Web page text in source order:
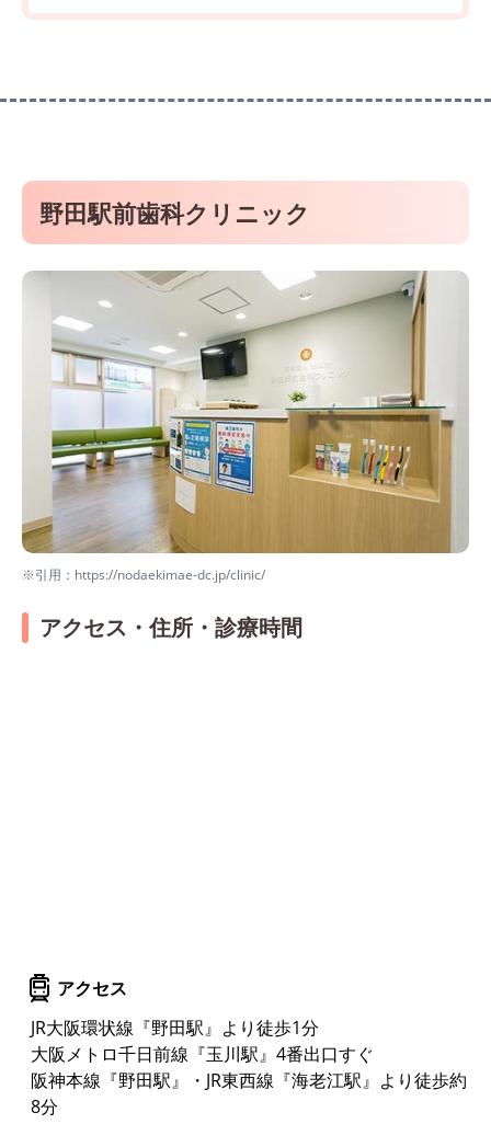
野田駅前歯科クリニック
※引用：https://nodaekimae-dc.jp/clinic/
アクセス・住所・診療時間
アクセス
JR大阪環状線『野田駅』より徒歩1分
大阪メトロ千日前線『玉川駅』4番出口すぐ
阪神本線『野田駅』・JR東西線『海老江駅』より徒歩約
8分